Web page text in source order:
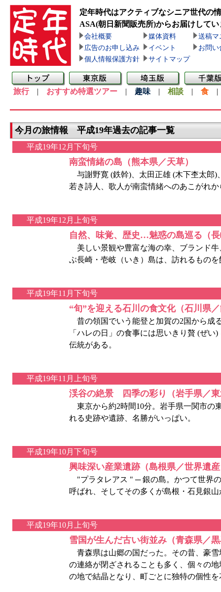
定年時代はアクティブなシニア世代の
ASA(朝日新聞販売所)からお届けしてい
会社概要 媒体資料
送稿マ
広告のお申し込み
イベント
お問い
個人情報保護方針
サイトマップ
旅行| おすすめ特選ツアー | 趣味 | 相談 | 食
今月の旅情報 平成19年過去の記事一覧
平成19年12月下旬号
南蛮情緒の島（熊本県／天草）
与謝野寛 (鉄幹)、太田正雄 (木下杢太郎)
若き詩人、歌人が南蛮情緒へのあこがれ
平成19年12月上旬号
自然、味覚、歴史…魅惑の島巡る（
美しい景観や豊富な海の幸、ブランド
ぶ長崎・壱岐（いき）島は、訪れるもの
平成19年11月下旬号
“旬”を迎える石川の食文化（石川県
昔の領国でいう能登と加賀の2国から成
「ハレの日」の食事には思いきり贅 (ぜ
伝統がある。
平成19年11月上旬号
渓谷の絶景 四季の彩り（岩手県／
東京から約2時間10分。岩手県一関市の
れる史跡や遺跡、名勝がいっぱい。
平成19年10月下旬号
興味深い産業遺跡（島根県／世界遺
"プラタレアス " ─ 銀の島。かつて世界
呼ばれ、そしてその多くが島根・石見銀
平成19年10月上旬号
雪国が生んだ古い街並み（青森県／
青森県は山郷の国だった。その昔、豪
の連絡が閉ざされることも多く、個々の
の地で結晶となり、町ごとに独特の個性